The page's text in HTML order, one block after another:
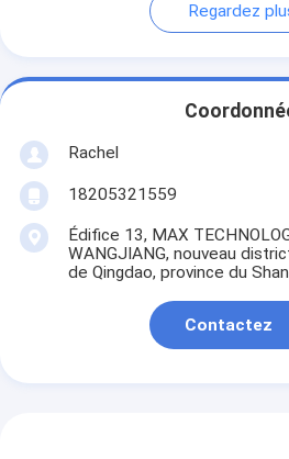
Regardez
Rachel
18205321559
Édifice 13, MAX
WANGJIANG, nouveau
de Qingdao, province du
Contactez